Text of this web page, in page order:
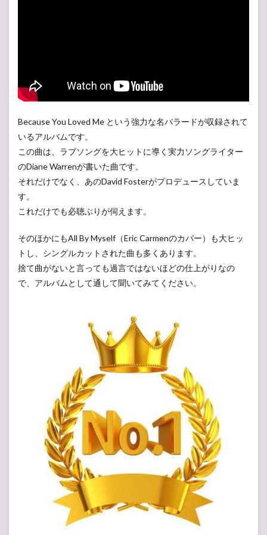
Because You Loved Me という強力な名バラードが収録されて
いるアルバムです。
この曲は、ラブソングを大ヒットに導く実力ソングライター
のDiane Warrenが書いた曲です。
それだけでなく、あのDavid Fosterがプロデュースしていま
す。
これだけでも必聴ぶりが伺えます。
そのほかにもAll By Myself（Eric Carmenのカバー）も大ヒッ
トし、シングルカットされた曲も多くあります。
捨て曲がないと言っても過言ではないほどの仕上がりなの
で、アルバムとして通して聞いてみてください。